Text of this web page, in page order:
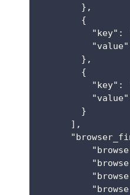
        },
        {
"key":
        },
        {
"key":
        }
      ],